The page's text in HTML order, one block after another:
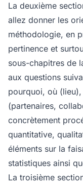
La deuxième
allez donner les
méthodologie, en
pertinence et
sous-chapitres de
aux questions
pourquoi, où
(partenaires,
concrètement
quantitative,
éléments sur la
statistiques ainsi
La troisième